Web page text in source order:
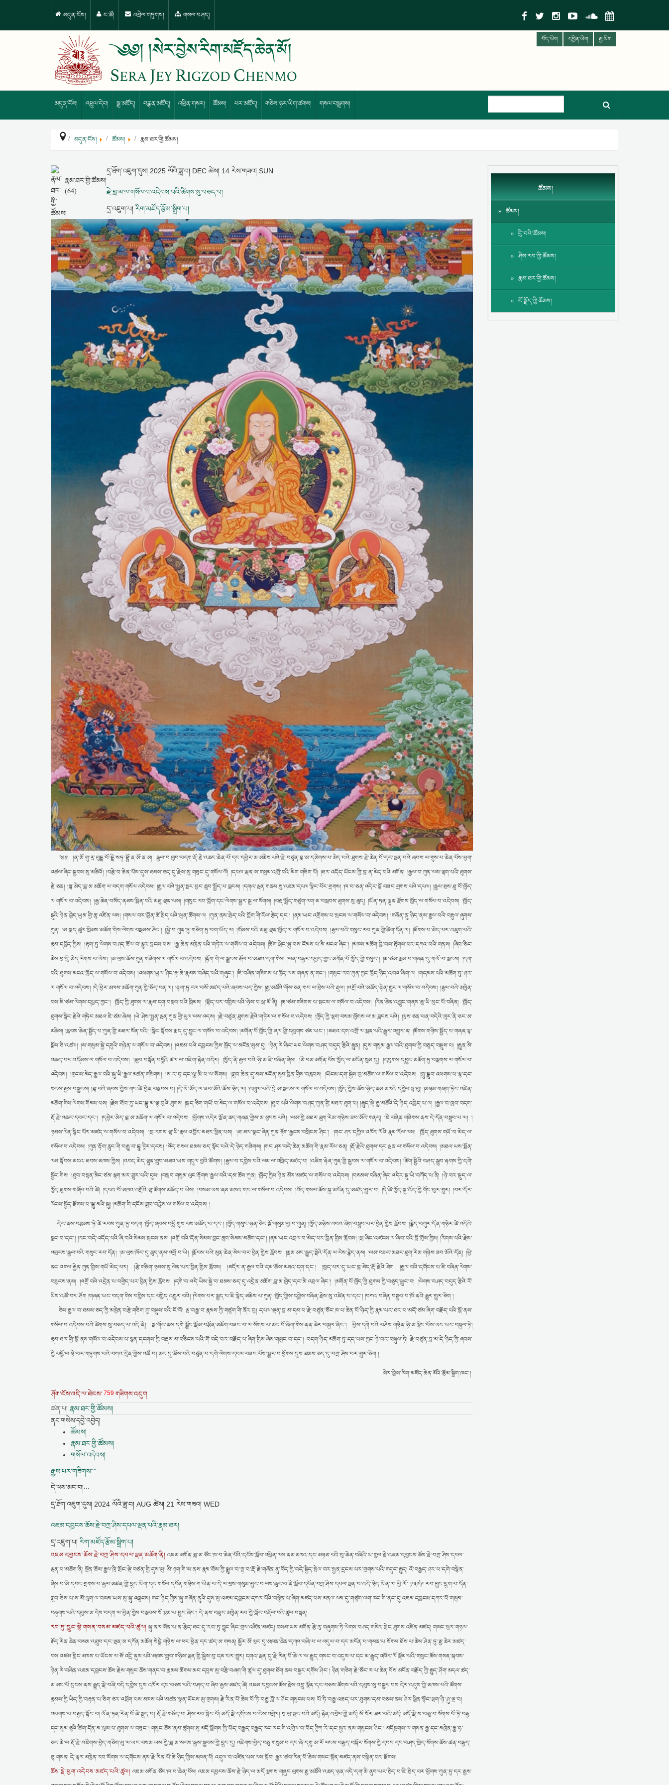
མདུན་ངོས། ང་ཚོ། འབྲེལ་གཏུགས། གསལ་བཤད།
བོད་ཡིག དབྱིན་ཡིག རྒྱ་ཡིག
མདུན་ངོས། འཕྲུལ་དེབ། སྒྲ་མཛོད། བརྙན་མཛོད། འཕྲིན་གསར། ཚོམས། པར་མཛོད། གཅེས་ཉར་ཡིག་ཚགས། གསལ་བསྒྲགས།
མདུན་ངོས། ཚོམས། རྣམ་ཐར་གྱི་ཚོམས།
རྣམ་ཐར་གྱི་ཚོམས།
(64)
དྲ་ཐོག་འཇུག་དུས། 2025 ལོའི་ཟླ་བ། DEC ཚེས། 14 རེས་གཟའ། SUN
རྗེ་བླ་མ་ལ་གསོལ་བ་འདེབས་པའི་ཚིགས་སུ་བཅད་པ།
དྲ་འཇུག་པ། རིག་མཛོད་རྩོམ་སྒྲིག་པ།
༄༅། །ན་མོ་གུ་རུ་བུདྡྷ་བོ་དྡྷི་སཏྭ་བྷྱོ་ན་མོ་ན་མ། རྒྱལ་བ་ཁྱབ་བདག་རྡོ་རྗེ་འཆང་ཆེན་པོ་དང་དབྱེར་མ་མཆིས་པའི་རྗེ་བཙུན་བླ་མ་དམིགས་པ་མེད་པའི་ཐུགས་རྗེ་ཆེན་པོ་དང་ལྡན་པའི་ཞབས་ལ་གུས་པ་ཆེན་པོས་ཕྱག་
འཚལ་ཞིང་སྐྱབས་སུ་མཆིའོ། །བརྩེ་བ་ཆེན་པོས་དུས་ཐམས་ཅད་དུ་རྗེས་སུ་གཟུང་དུ་གསོལ་ལོ། །དཔལ་ལྡན་ས་གསུམ་འགྲོ་བའི་མིག་གཅིག་པོ། །ཐར་འདོད་ཡོངས་ཀྱི་བླ་ན་མེད་པའི་མགོན། །རྒྱལ་བ་ཀུན་ལས་ལྷག་པའི་ཐུགས་
རྗེ་ཅན། །ཟླ་མེད་བླ་མ་མཆོག་ལ་བདག་གསོལ་འདེབས། །རྒྱལ་བའི་སྤྱན་སྔར་བྱང་ཆུབ་སྤྱོད་པ་བླངས། །དགའ་ལྡན་གནས་སུ་འཇམ་དཔལ་སྙིང་པོར་གྲགས། །ཁ་བ་ཅན་འདིར་བློ་བཟང་གྲགས་པའི་དཔལ། །རྒྱལ་སྲས་ཐུ་བོ་ཁྱོད་
ལ་གསོལ་བ་འདེབས། །རྒྱ་ཆེན་བསོད་ནམས་སྨིན་པའི་མཐུ་ལྡན་པས། །གསུང་རབ་ཀློག་དང་ལེགས་སྦྱར་སྒྲ་ལ་སོགས། །བརྡ་སྤྲོད་གཙུག་ལག་མ་བསླབས་ཐུགས་སུ་ཆུད། །ཡོན་ཏན་ལྷུན་རྫོགས་ཁྱོད་ལ་གསོལ་བ་འདེབས། །ཁྱོད་
སྐུའི་ཉིན་བྱེད་ཡུམ་གྱི་ཆུ་འཛིན་ལས། །གསལ་བར་བྱོན་ཚེ་སྲིད་པའི་ཕུན་ཚོགས་ལ། །ཀུན་ནས་སྲེད་པའི་གློག་གི་རོལ་རྩེད་དང༌། །ནམ་ཡང་འགྲོགས་པ་སྤངས་ལ་གསོལ་བ་འདེབས། །གཞོན་ནུ་ཉིད་ནས་རྒྱལ་བའི་བརྟུལ་ཞུགས་
ཀུན། །མ་སྨད་ཚུལ་ཁྲིམས་མཆོག་གིས་ལེགས་བསྡམས་ཤིང༌། །སྐྱེ་བ་ཀུན་ཏུ་གཅིག་ཏུ་བག་ཡོད་ལ། །གོམས་པའི་མཐུ་ལྡན་ཁྱོད་ལ་གསོལ་བ་འདེབས། །རྒྱལ་བའི་གསུང་རབ་ཀུན་གྱི་ཚིག་དོན་ལ། །ཐོགས་པ་མེད་པར་འཇུག་པའི་
རྣམ་དཔྱོད་ཀྱིས། །རྟག་ཏུ་ལེགས་བཤད་ཚོལ་བ་ལྷུར་བླངས་པས། །རྒྱ་ཆེན་མཁྱེན་པའི་གཏེར་ལ་གསོལ་བ་འདེབས། །ཚིག་ཕྲེང་ལྦུ་བས་ངོམས་པ་མི་མངའ་ཞིང༌། །མཁས་མཆོག་བྱེ་བས་རྟོགས་པར་དཀའ་བའི་གནས། །ཞིབ་ཅིང་
ཆེས་ཕྲ་དྲི་མེད་རིགས་པ་ཡིས། །མ་ལུས་ཆོས་ཀུན་གཟིགས་ལ་གསོལ་བ་འདེབས། །རྟོག་གེ་ལ་སྦྱངས་རྒོལ་བ་མཐའ་དག་གིས། །ལན་བརྒྱར་དཔྱད་ཀྱང་མགོན་པོ་ཁྱོད་ཀྱི་གསུང༌། །ཆ་ཙམ་རྣམ་པ་གཞན་དུ་གཡོ་བ་སྤངས། །དག་
པའི་ཐུགས་མངའ་ཁྱོད་ལ་གསོལ་བ་འདེབས། །འཕགས་ཡུལ་ཤིང་རྟ་ཆེ་རྣམས་བཞེད་པའི་གཞུང༌། །ཇི་བཞིན་གཟིགས་པ་ཁྱོད་ལས་གཞན་ན་གང༌། །གསུང་རབ་ཀུན་ཀྱང་ཁྱོད་ཉིད་འབའ་ཞིག་ལ། །གདམས་པའི་མཆོག་ཏུ་ཤར་
ལ་གསོལ་བ་འདེབས། །དེ་ཕྱིར་མཁས་མཆོག་ཀུན་གྱི་ཅོད་པན་ལ། །རྟག་ཏུ་ངལ་བསོ་མཛད་པའི་ཞབས་པད་ཀྱིས། །རྒྱ་མཚོའི་གོས་ཅན་གང་ལ་བྲིས་པའི་རྡུལ། །འགྲོ་བའི་མཆོད་རྟེན་གྱུར་ལ་གསོལ་བ་འདེབས། །རྒྱལ་བའི་མཁྱེན་
པས་ཇི་ཙམ་ལེགས་དཔྱད་ཀྱང༌། །ཁྱོད་ཀྱི་ཐུགས་ལ་རྣམ་དག་བསླབ་པའི་ཁྲིམས། །ལྷོད་པར་བགྱིས་པའི་ཉེས་པ་ཕྲ་མོ་ནི། །ཆ་ཙམ་གཟིགས་པ་སྤངས་ལ་གསོལ་བ་འདེབས། །རིན་ཆེན་འབྱུང་གནས་ཆུ་ཡི་ཕུང་པོ་བཞིན། །ཁྱོད་
ཐུགས་སྙིང་རྗེའི་གཏིང་མཐའ་ཇི་ཙམ་ཞེས། །ཡེ་ཤེས་སྤྱན་ལྡན་ཀུན་གྱི་ཡུལ་ལས་འདས། །རྗེ་བཙུན་ཐུགས་རྗེའི་གཏེར་ལ་གསོལ་བ་འདེབས། །ཁྱོད་ཀྱི་ལྷག་བསམ་ཁྱོགས་ལ་མ་བླངས་པའི། །ལུས་ཅན་ཕན་བདེའི་ཁུར་ནི་ཅང་མ་
མཆིས། །རླབས་ཆེན་སྤྱོད་པ་ཀུན་གྱི་མཐར་སོན་པའི། །སྙིང་སྟོབས་རྨད་དུ་བྱུང་ལ་གསོལ་བ་འདེབས། །མགོན་པོ་ཁྱོད་ཀྱི་ཞལ་གྱི་དབུགས་ཙམ་ཡང༌། །མཐའ་དག་འགྲོ་ལ་སྨན་པའི་རྒྱུར་འགྱུར་ན། །ཚོགས་གཉིས་སྤྱོད་པ་གཞན་ལྟ་
སྨོས་ཅི་འཚལ། །ས་གསུམ་སྐྱེ་དགུའི་གཉེན་ལ་གསོལ་བ་འདེབས། །འཇམ་པའི་དབྱངས་ཀྱིས་ཁྱོད་ལ་མངོན་སུམ་དུ། །ཉིན་རེ་ཞིང་ཡང་ལེགས་བཤད་བདུད་རྩིའི་རྒྱུན། །དུས་གསུམ་རྒྱལ་བའི་ཐུགས་ཀྱི་བཅུད་བསྡུས་པ། །རྒྱུན་མི་
འཆད་པར་འདོམས་ལ་གསོལ་བ་འདེབས། །ཐུབ་བསྟོན་པདྨོའི་ཚལ་ལ་འཇིག་རྟེན་འདིར། །ཁྱོད་ནི་རྒྱལ་བའི་ཉི་མ་ཇི་བཞིན་ཞེས། །མི་ཕམ་མགོན་པོས་ཁྱོད་ལ་མངོན་སུམ་དུ། །དབུགས་དབྱུང་མཆོག་ཏུ་བསྔགས་ལ་གསོལ་བ་
འདེབས། །གྲངས་མེད་རྒྱལ་བའི་སྐུ་ཡི་རྒྱལ་མཚན་གཟིགས། །ས་ར་ཧ་དང་ལཱུ་ཨི་པ་ལ་སོགས། །གྲུབ་ཆེན་དུ་མས་མངོན་སུམ་བྱིན་གྱིས་བརླབས། །ཡོངས་དག་སྐྱེས་བུ་མཆོག་ལ་གསོལ་བ་འདེབས། །ཀླུ་སྒྲུབ་འཕགས་པ་ལྷ་དང་
སངས་རྒྱས་བསྐྱངས། །ཟླ་བའི་ཞབས་ཀྱིས་གང་ཚེ་བྱིན་བརླབས་པ། །དེ་ཡི་མོད་ལ་ཟབ་མོའི་ཆོས་ཉིད་ལ། །འཁྲུལ་པའི་དྲི་མ་སྤངས་ལ་གསོལ་བ་འདེབས། །ཁྱོད་ཀྱིས་ཆོས་ཉིད་ནམ་མཁའི་དཀྱིལ་ལྟ་བུ། །མཉམ་གཞག་ཏིང་འཛིན་
མཆོག་གིས་ལེགས་གོམས་པས། །རྗེས་ཐོབ་ཏུ་ཡང་སྒྱུ་མ་ལྟ་བུའི་ཐུགས། །སྐད་ཅིག་གཡོ་བ་མེད་ལ་གསོལ་བ་འདེབས། །ཐུབ་པའི་ལེགས་བཤད་ཀུན་གྱི་མཐར་ཐུག་པ། །རྒྱུད་སྡེ་རྒྱ་མཚོའི་དེ་ཉིད་འབྱེད་པ་ལ། །རྒྱལ་བ་ཁྱབ་བདག་
རྡོ་རྗེ་འཆང་དབང་དང༌། །དབྱེར་མེད་བླ་མ་མཆོག་ལ་གསོལ་བ་འདེབས། །ཕྱོགས་འདིར་སྔོན་ཆད་གཞན་གྱིས་མ་མྱངས་པའི། །ལམ་གྱི་མཐར་ཐུག་རིམ་གཉིས་ཟབ་མོའི་གནད། །ཇི་བཞིན་གཟིགས་ནས་དེ་དོན་བསྒྲུབ་པ་ལ། །
ཉམས་ལེན་སྙིང་པོར་མཛད་ལ་གསོལ་བ་འདེབས། །ཕྲ་རགས་ལྷ་ཡི་རྣལ་འབྱོར་མཐར་ཕྱིན་པས། །ཐ་མལ་སྣང་ཞེན་ཀུན་རྟོག་རྒྱངས་བསྲིངས་ཤིང༌། །གང་ཤར་དཀྱིལ་འཁོར་ལོའི་རྣམ་རོལ་ལས། །ཁྱོད་ཐུགས་གཡོ་བ་མེད་ལ་
གསོལ་བ་འདེབས། །ཀུན་རྟོག་རླུང་གི་བརྒྱུ་བ་དྷཱུ་ཏཱིར་དྭངས། །འོད་གསལ་ཐམས་ཅད་སྟོང་པའི་དེ་ཉིད་གཟིགས། །གང་ཤར་བདེ་ཆེན་མཆོག་གི་རྣམ་རོལ་ཅན། །རྡོ་རྗེའི་ཐུགས་དང་ལྡན་ལ་གསོལ་བ་འདེབས། །མཐའ་ཡས་སྨོན་
ལམ་སྟོབས་མངའ་ཐབས་མཁས་ཀྱིས། །འབད་མེད་ལྷུན་གྲུབ་མཐའ་ཡས་གདུལ་བྱའི་ཚོགས། །རྒྱལ་བ་དགྱེས་པའི་ལམ་ལ་འཁྲིད་མཛད་པ། །འཇིག་རྟེན་ཀུན་གྱི་སྐྱབས་ལ་གསོལ་བ་འདེབས། །ཚིག་སྤྱིའི་བཤད་སྒྲུབ་རྟགས་ཀྱི་དགེ་
སྦྱོང་གིས། །ཐུབ་བསྟན་མིང་ཙམ་ལྷག་མར་གྱུར་པའི་དུས། །བསླབ་གསུམ་ལུང་རྟོགས་རྒྱལ་བའི་དམ་ཆོས་ཀུན། །ཁྱོད་ཀྱིས་ཉིན་མོར་མཛད་ལ་གསོལ་བ་འདེབས། །བསམས་བཞིན་ཞིང་འདིར་སྐུ་ཡི་བཀོད་པ་ནི། །ཉེ་བར་སྡུད་ལ་
ཁྱོད་ཐུགས་གཞོལ་བའི་ཚེ། །དཔའ་བོ་མཁའ་འགྲོའི་ལྷ་ཚོགས་མཆོད་པ་ཡིས། །བསམ་ཡས་ནམ་མཁའ་གང་ལ་གསོལ་བ་འདེབས། །འོད་གསལ་ཆོས་སྐུ་མངོན་དུ་མཛད་གྱུར་པ། །དེ་ཚེ་ཁྱོད་སྐུ་འོད་ཀྱི་གོང་བུར་གྱུར། །བར་དོར་
ལོངས་སྤྱོད་རྫོགས་པ་སྒྱུ་མའི་སྐུ། །མཆོག་གི་དངོས་གྲུབ་བརྙེས་ལ་གསོལ་བ་འདེབས། །
དེང་ནས་བརྩམས་ཏེ་ཚེ་རབས་ཀུན་ཏུ་བདག །ཁྱོད་ཞབས་པདྨོ་གུས་པས་མཆོད་པ་དང༌། །ཁྱོད་གསུང་ཉན་ཅིང་སྒོ་གསུམ་བྱ་བ་ཀུན། །ཁྱོད་མཉེས་འབའ་ཞིག་བསྒྲུབ་པར་བྱིན་གྱིས་རློབས། །རྙེད་བཀུར་དོན་གཉེར་ཚེ་འདིའི་
སྣང་བ་དང༌། །རང་བདེ་འདོད་པའི་ཞི་བའི་སེམས་སྤངས་ནས། །འགྲོ་བའི་དོན་སེམས་བྱང་ཆུབ་སེམས་མཆོག་དང༌། །ནམ་ཡང་འབྲལ་བ་མེད་པར་བྱིན་གྱིས་རློབས། །ཕྲ་ཞིང་འཛངས་ལ་ཞིབ་པའི་བློ་གྲོས་ཀྱིས། །རིགས་པའི་རྗེས་
འབྲངས་རྒྱལ་བའི་གསུང་རབ་དོན། །མ་ལུས་ཁོང་དུ་ཆུད་ནས་འགྲོ་བ་ཡི། །རྨོངས་པའི་མུན་ཆེན་སེལ་བར་བྱིན་གྱིས་རློབས། །རྣམ་མང་རྒྱུད་སྡེའི་དོན་ལ་ངེས་རྙེད་ནས། །ལམ་བཟང་མཐར་ཐུག་རིམ་གཉིས་ཟབ་མོའི་དོན། །ཕྱི་
ནང་འགལ་རྐྱེན་ཀུན་གྱིས་གཡོ་མེད་པར། །རྩེ་གཅིག་ཉམས་སུ་ལེན་པར་བྱིན་གྱིས་རློབས། །མདོར་ན་རྒྱལ་བའི་དམ་ཆོས་མཐའ་དག་དང༌། །ཁྱད་པར་དུ་ཡང་བླ་མེད་རྡོ་རྗེའི་ཐེག །རྒྱལ་བའི་དགོངས་པ་ཇི་བཞིན་ལེགས་
བཟུངས་ནས། །འགྲོ་བའི་འདྲེན་པ་བགྱིད་པར་བྱིན་གྱིས་རློབས། །དགེ་བ་འདི་ཡིས་སྐྱེ་བ་ཐམས་ཅད་དུ་འདྲེན་མཆོག་བླ་མ་ཁྱེད་དང་མི་འབྲལ་ཞིང༌། །མགོན་པོ་ཁྱོད་ཀྱི་ཐུགས་ཀྱི་བཅུད་ཕྱུང་བ། །ལེགས་བཤད་བདུད་རྩིའི་རོ་
ཡིས་འཚོ་བར་ཤོག །གཞན་ཡང་བདག་གིས་བགྱིས་དང་བགྱིད་འགྱུར་བའི། །ལེགས་པར་སྤྱད་པ་ཇི་སྙེད་མཆིས་པ་ཀུན། །ཁྱོད་ཀྱིས་དགྱེས་བཞིན་རྗེས་སུ་འཛིན་པ་དང༌། །བཀའ་བཞིན་བསྒྲུབ་པ་ཁོ་ནའི་རྒྱུར་གྱུར་ཅིག །
ཅེས་རྒྱལ་བ་ཐམས་ཅད་ཀྱི་མཁྱེན་བརྩེ་གཅིག་ཏུ་བསྡུས་པའི་ངོ་བོ། ལྔ་བརྒྱ་བ་རྣམས་ཀྱི་གཙུག་གི་ནོར་བུ། དཔལ་ལྡན་བླ་མ་དམ་པ་རྗེ་བཙུན་ཙོང་ཁ་པ་ཆེན་པོ་ཉིད་ཀྱི་རྣམ་པར་ཐར་པ་མདོ་ཙམ་ཞིག་བརྗོད་པའི་སྒོ་ནས་
གསོལ་བ་འདེབས་པའི་ཚིགས་སུ་བཅད་པ་འདི་ནི། སྔ་གོང་ནས་དགེ་སྦྱོང་སྡོམ་བརྩོན་མཆོག་བཟང་བ་ལ་སོགས་པ་མང་པོ་ཞིག་གིས་ནན་ཆེར་བསྐུལ་ཞིང༌། ཕྱིས་དགེ་བའི་བཤེས་གཉེན་ཉི་མ་སྙིང་པོས་ཡང་ཡང་བསྐུལ་ཏེ།
རྣམ་ཐར་གྱི་སྒོ་ནས་གསོལ་བ་འདེབས་པ་སྙན་དངགས་ཀྱི་བརྡས་མ་བཅིངས་པའི་གོ་བདེ་བར་བརྗོད་པ་ཞིག་གྱིས་ཞེས་གསུང་བ་དང༌། བདག་ཉིད་མཆོག་ཏུ་དད་པས་ཀྱང་ཉེ་བར་བསྐུལ་ཏེ། རྗེ་བཙུན་བླ་མ་དེ་ཉིད་ཀྱི་ཞབས་
ཀྱི་པདྨོ་ལ་ཉེ་བར་གཏུགས་པའི་བཀའ་དྲིན་གྱིས་འཚོ་བ། མང་དུ་ཐོས་པའི་བཙུན་པ་དགེ་ལེགས་དཔལ་བཟང་པོས་སྦྱར་བ་ཕྱོགས་དུས་ཐམས་ཅད་དུ་བཀྲ་ཤིས་པར་གྱུར་ཅིག །
སེར་བྱེས་རིག་མཛོད་ཆེན་མོའི་རྩོམ་སྒྲིག་ཁང་།
ཤོག་ངོས་འདི་ལ་ཐེངས་759 གཟིགས་འདུག
ཚན་པ། རྣམ་ཐར་གྱི་ཚོམས།
ནང་གསེས་དབྱེ་འབྱེད།
ཚོམས།
རྣམ་ཐར་གྱི་ཚོམས།
གསོལ་འདེབས།
རྒྱས་པར་གཟིགས་་་་
དེ་ལས་མང་བ།...
དྲ་ཐོག་འཇུག་དུས། 2024 ལོའི་ཟླ་བ། AUG ཚེས། 21 རེས་གཟའ། WED
འཇམ་དབྱངས་ཆོས་རྗེ་བཀྲ་ཤིས་དཔལ་ལྡན་པའི་རྣམ་ཐར།
དྲ་འཇུག་པ། རིག་མཛོད་རྩོམ་སྒྲིག་པ།
འཇམ་དབྱངས་ཆོས་རྗེ་བཀྲ་ཤིས་དཔལ་ལྡན་མཆོག་ནི། འཇམ་མགོན་བླ་མ་ཙོང་ཁ་བ་ཆེན་པོའི་དངོས་སློབ་འཕྲིན་ལས་ནམ་མཁའ་དང་མཉམ་པའི་བུ་ཆེན་བཞིའི་ཡ་གྱལ་རྗེ་འཇམ་དབྱངས་ཆོས་རྗེ་བཀྲ་ཤིས་དཔལ་
ལྡན་པ་མཆོག་ནི། སྔོན་ཆོས་རྒྱལ་ཁྲི་སྲོང་ལྡེ་བཙན་གྱི་དུས་སུ། མི་ཉག་གི་ས་ནས་རྣམ་ཐོས་ཀྱི་སྤྲུལ་བ་གྷ་བ་རྡོ་རྗེ་གཞོན་ནུ་བོད་ཀྱི་བདེ་སྐྱིད་སྤེལ་བར་སྤྱན་དྲངས་པར་གྲགས་པའི་གདུང་རྒྱུད། འོ་བརྒྱད་ཤར་པ་དགེ་བསྙེན་
ཞེས་པ་མི་དབང་གྲགས་པ་རྒྱལ་མཚན་གྱི་དྲུང་ཡིག་དང་གསོལ་དཔོན་གཉིས་ཀ་ཡིན་པ་དེ་ལ་སྲས་གསུམ་བྱུང་བ་ལས་ཆུང་བ་ནི་སློབ་དཔོན་བཀྲ་ཤིས་དཔལ་ལྡན་པ་འདི་ཉིད་ཡིན་ལ། ཕྱི་ལོ་ ༡༣༧༩ རབ་བྱུང་དྲུག་པ་དོན་
གྲུབ་ཅེས་པ་ས་མོ་ལུག་ལ་བསམ་ཡས་སུ་སྐུ་འཁྲུངས། གང་ཉིད་ཀྱིས་སྐུ་གཞོན་ནུའི་དུས་སུ་འཇམ་དབྱངས་དཀར་པོའི་བསྙེན་པ་ཞིག་མཛད་པས་མནལ་ལམ་དུ་གཙུག་ལག་ཁང་གི་ནང་དུ་འཇམ་དབྱངས་དཀར་པོ་གསུམ་
བཞུགས་པའི་དབུས་མ་དེས་བདག་ལ་བྱིན་གྱིས་བརླབས་སོ་སྙམ་པ་བྱུང་ཞིང་། དེ་ནས་བཟུང་མཁྱེན་རབ་ཀྱི་ཀློང་བརྡོལ་བའི་ཚུལ་བསྟན།
རབ་ཏུ་བྱུང་སྟེ་གསན་བསམ་མཛད་པའི་ཚུལ། སྐུ་ནར་སོན་པ་ན་རྩེད་ཐང་དུ་རབ་ཏུ་བྱུང་ཞིང་གྲལ་འཛིན་མཛད། བསམ་ཡས་མགོན་རྩེ་རུ་བཞུགས་ཏེ་ལེགས་བཤད་གསེར་ཕྲེང་ཐུགས་འཛིན་མཛད། གསང་ཕུར་གཉལ་
རྒོད་རིན་ཆེན་བསམ་འགྲུབ་དང་ལྡན་མ་དཀོན་མཆོག་སེངྒེ་གཉིས་ལ་ཕར་ཕྱིན་དང་ཚད་མ་གསན། སྐྱོར་མོ་ལུང་དུ་མཁན་ཆེན་དཀའ་བཞི་པ་ལ་འདུལ་བ་དང་མངོན་པ་གསན་པ་སོགས་ཐོས་པ་ཆེས་ཤིན་ཏུ་རྒྱ་ཆེར་མཛད་
པས་འཛམ་གླིང་མཁས་པ་ཡོངས་ལ་ཅོ་འདྲི་ནུས་པའི་མཁས་གྲུབ་གཉིས་ལྡན་གྱི་སྐྱེས་བུ་དམ་པར་གྱུར། དགའ་ལྡན་དུ་རྗེ་རིན་པོ་ཆེ་ལ་ཕ་རྒྱུད་གསང་བ་འདུས་པ་དང་མ་རྒྱུད་འཁོར་ལོ་སྡོམ་པའི་གསུང་ཆོས་གསན་སྐབས་
ཉིན་རེ་བཞིན་འཇམ་དབྱངས་ཆོས་རྗེས་གསུང་ཆོས་གནང་བ་རྣམས་ཚོགས་མང་དབུས་སུ་བརྩི་བཞག་གི་ཚུལ་དུ་ཐུགས་ཐོག་ནས་བསྐྱར་དགོས་ཤིང་། ཉིན་གཅིག་རྗེ་ཙོང་ཁ་པ་ཆེན་པོས་མངོན་བརྗོད་ཀྱི་རྒྱུད་ཤོག་མདའ་ཚད་
མ་མང་པོ་དྲངས་ནས་རྒྱུད་སྡེ་བཞི་བདེ་དགྱེས་དུས་འཁོར་དང་བཅས་པའི་བཤད་པ་ཞིབ་རྒྱས་མཛད་ཚེ། འཇམ་དབྱངས་ཆོས་རྗེས་འབྲུ་སྣོན་དང་བཅས་ཚོགས་པའི་དབུས་སུ་བསྐྱར་པས་དེར་འདུས་ཀྱི་མཁས་པའི་ཚོགས་
རྣམས་ཀྱི་ཡིད་ཀྱི་བརྟན་པ་ཅིག་ཅར་འཕྲོག་པས་མཁས་པའི་མཚན་སྙན་ཡོངས་སུ་གྲགས། རྗེ་རིན་པོ་ཆེས་པོ་ཏི་བརྒྱ་བློ་ལ་ཤོང་གསུངས་པས། པོ་ཏི་བརྒྱ་འཆད་པར་ཐུགས་དམ་བཅས་ནས་ཤེར་ཕྱིན་སྟོང་ཕྲག་ཉི་ཤུ་ལྔ་བ།
འཕགས་པ་བརྒྱད་སྟོང་བ། ཡོན་ཏན་རིན་པོ་ཆེ་སྡུད་པ། རྡོ་རྗེ་གཅོད་པ། ཤེས་རབ་སྙིང་པོ། མདོ་སྡེ་དགོངས་པ་ངེས་འགྲེལ། སཱ་ལུ་ལྗང་བའི་མདོ། རྟེན་འབྲེལ་གྱི་མདོ། སོ་སོར་ཐར་བའི་མདོ། མདོ་སྡེ་ས་བཅུ་བ་སོགས་པོ་ཏི་བརྒྱ་
དང་སུམ་ཅུའི་ཚིག་དོན་མ་ལུས་པ་ཐུགས་ལ་བཟུང་། གསུང་ཆོས་ནམ་ཚུགས་སུ་མདོ་ཕྱོགས་ཀྱི་པོད་བརྒྱད་བརྒྱད་རང་རང་གི་འགྲེལ་བ་བོད་ཊཱིཀ་རེ་དང་སྦྱར་ནས་གསུངས་ཤིང་། མདོསྔགས་ལ་གསན་རྒྱ་དང་མཁྱེན་རྒྱ་ཧ་
ཅང་ཆེ་ལ་རྡོ་རྗེ་འཇིགས་བྱེད་གཅིག་བུ་ལ་ཡང་བསམ་ཡས་ཀྱི་བླ་མ་སངས་རྒྱས་སྐྱབས་ཀྱི་དྲུང་དུ། འཇིགས་བྱེད་བཅུ་གསུམ་པ་དང་ཞེ་དགུ་མ་རོ་ལངས་བརྒྱད་བསྐོར་སོགས་ཀྱི་དབང་དང་བཤད་ཁྲིད་སོགས་ཆོས་ཚན་བརྒྱད་
ཅུ་གསན། དེ་ལྟར་མཁྱེན་རབ་སོགས་ལ་དགོངས་ནས་རྗེ་རིན་པོ་ཆེ་ཉིད་ཀྱིས་མཁན་པོ། འདུལ་བ་འཛིན་པས་ལས་སློབ། རྒྱལ་ཚབ་རིན་པོ་ཆེས་གསང་སྟོན་མཛད་ནས་བསྙེན་པར་རྫོགས།
ཆོས་སྡེ་ཕྱག་འདེབས་མཛད་པའི་ཚུལ། འཇམ་མགོན་ཙོང་ཁ་པ་ཆེན་པོས། འཇམ་དབྱངས་ཆོས་རྗེ་ཉིད་ལ་མདོ་སྔགས་གཞུང་ལུགས་རྒྱ་མཚོའི་འཆད་ཉན་འདི་དག་མི་ནུབ་པར་སྲིད་པ་ཇི་སྲིད་བར་ཕྱོགས་ཀུན་ཏུ་དར་རྒྱས་
ཚོམས།
ཚོམས།
དྲི་བའི་ཚོམས།
ཤེས་རབ་ཀྱི་ཚོམས།
རྣམ་ཐར་གྱི་ཚོམས།
ངོ་སྤྲོད་ཀྱི་ཚོམས།